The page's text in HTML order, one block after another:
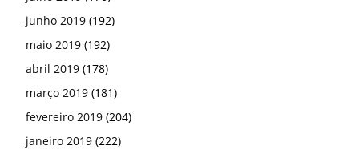
junho 2019 (192)
maio 2019 (192)
abril 2019 (178)
março 2019 (181)
fevereiro 2019 (204)
janeiro 2019 (222)